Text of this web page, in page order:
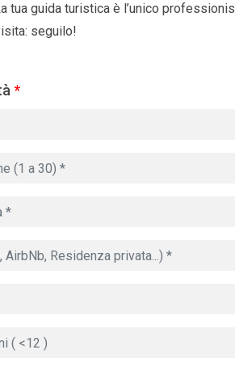
tua guida turistica è l’unico
seguilo!
*